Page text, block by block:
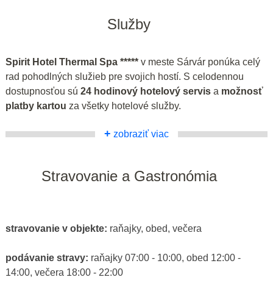
Služby
Spirit Hotel Thermal Spa ***** v meste Sárvár ponúka celý
rad pohodlných služieb pre svojich hostí. S celodennou
dostupnosťou sú 24 hodinový hotelový servis a možnosť
platby kartou za všetky hotelové služby.
+ zobraziť viac
Stravovanie a Gastronómia
stravovanie v objekte: raňajky, obed, večera
podávanie stravy: raňajky 07:00 - 10:00, obed 12:00 -
14:00, večera 18:00 - 22:00